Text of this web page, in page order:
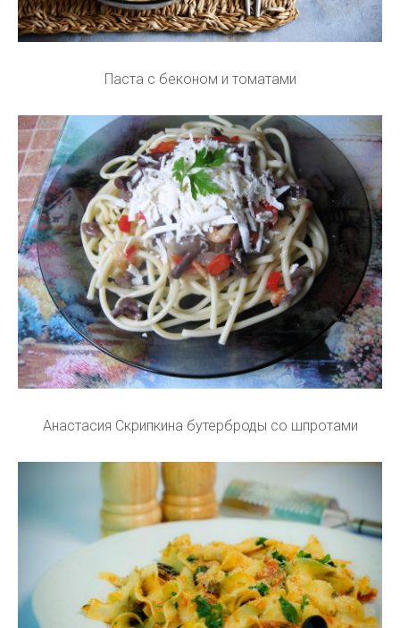
Паста с беконом и томатами
Анастасия Скрипкина бутерброды со шпротами